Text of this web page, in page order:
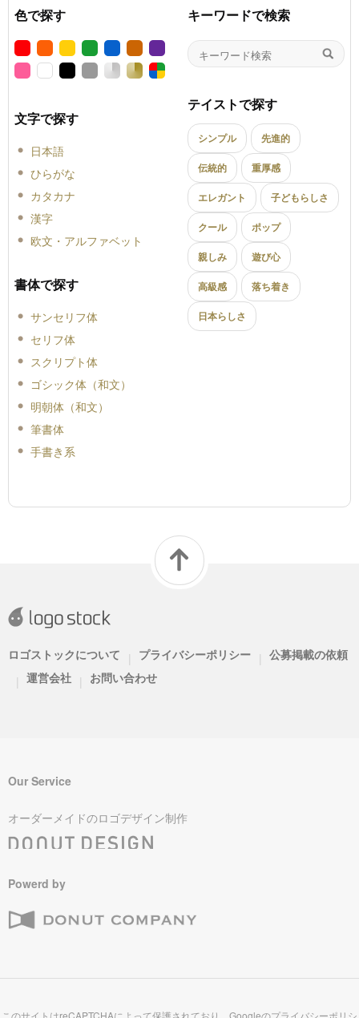
色で探す
文字で探す
日本語
ひらがな
カタカナ
漢字
欧文・アルファベット
書体で探す
サンセリフ体
セリフ体
スクリプト体
ゴシック体（和文）
明朝体（和文）
筆書体
手書き系
キーワードで検索
テイストで探す
シンプル 先進的
伝統的 重厚感
エレガント 子どもらしさ
クール ポップ
親しみ 遊び心
高級感 落ち着き
日本らしさ
ロゴストックについて | プライバシーポリシー | 公募掲載の依頼
| 運営会社 | お問い合わせ
Our Service
オーダーメイドのロゴデザイン制作
Powerd by
このサイトはreCAPTCHAによって保護されており、Googleのプライバシーポリシ